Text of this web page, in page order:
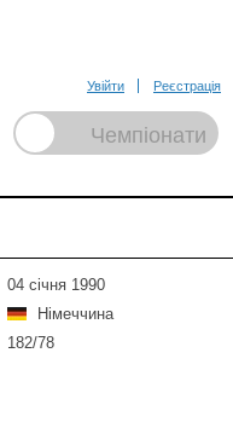
Увійти Реєстрація
04 січня 1990
Німеччина
182/78